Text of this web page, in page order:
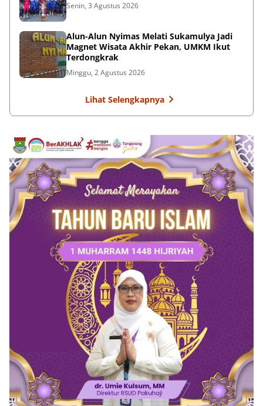
Senin, 3 Agustus 2026
Alun-Alun Nyimas Melati Sukamulya Jadi
Magnet Wisata Akhir Pekan, UMKM Ikut
Terdongkrak
Minggu, 2 Agustus 2026
Lihat Selengkapnya